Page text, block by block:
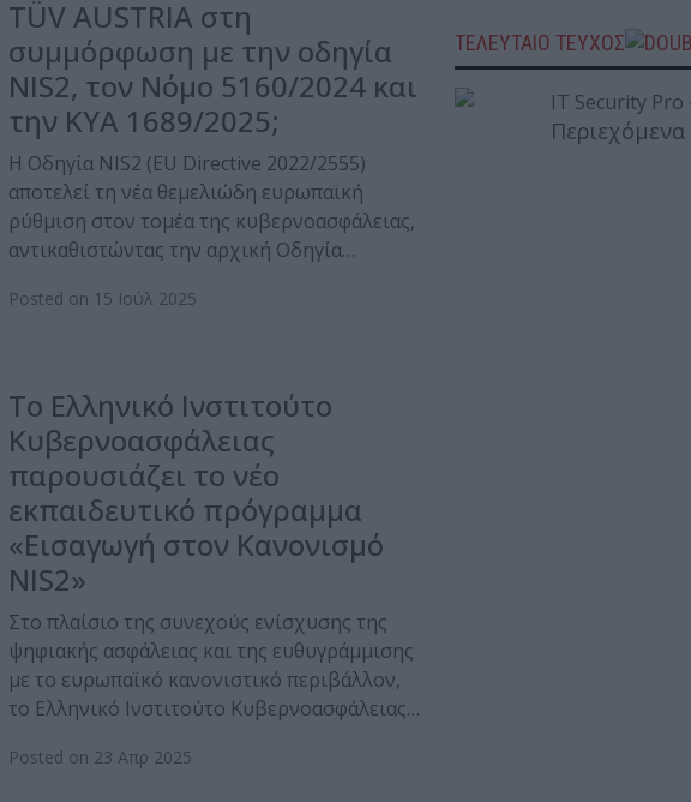
TÜV AUSTRIA στη
συμμόρφωση με την οδηγία
NIS2, τον Νόμο 5160/2024 και
την ΚΥΑ 1689/2025;
Η Οδηγία NIS2 (EU Directive 2022/2555)
αποτελεί τη νέα θεμελιώδη ευρωπαϊκή
ρύθμιση στον τομέα της κυβερνοασφάλειας,
αντικαθιστώντας την αρχική Οδηγία…
Posted on 15 Ιούλ 2025
Το Ελληνικό Ινστιτούτο
Κυβερνοασφάλειας
παρουσιάζει το νέο
εκπαιδευτικό πρόγραμμα
«Εισαγωγή στον Κανονισμό
NIS2»
Στο πλαίσιο της συνεχούς ενίσχυσης της
ψηφιακής ασφάλειας και της ευθυγράμμισης
με το ευρωπαϊκό κανονιστικό περιβάλλον,
το Ελληνικό Ινστιτούτο Κυβερνοασφάλειας…
Posted on 23 Απρ 2025
ΤΕΛΕΥΤΑΙΟ ΤΕΥΧΟΣ